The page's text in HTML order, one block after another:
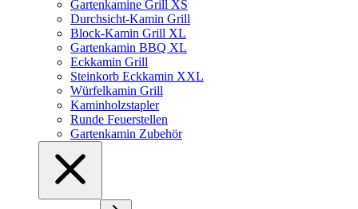
Gartenkamine Grill XS
Durchsicht-Kamin Grill
Block-Kamin Grill XL
Gartenkamin BBQ XL
Eckkamin Grill
Steinkorb Eckkamin XXL
Würfelkamin Grill
Kaminholzstapler
Runde Feuerstellen
Gartenkamin Zubehör